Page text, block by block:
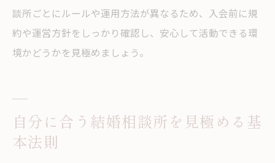
談所ごとにルールや運用方法が異なるため、入会前に規
約や運営方針をしっかり確認し、安心して活動できる環
境かどうかを見極めましょう。
自分に合う結婚相談所を見極める基
本法則